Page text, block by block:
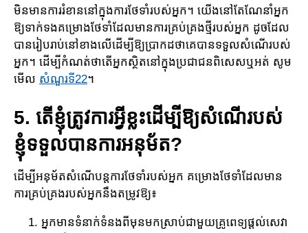
មិន​មានការរំខាននៅ​ក្នុងការថែ​ទាំ​របស់​អ្នក​។ យើងនៅតែណែនាំអ្នក
ឱ្យទាក់ទងគម្រោងថែទាំដែលមានការ​គ្រប់​គ្រងថ្មីរបស់អ្នក ដូច​ដែល​
បាន​រៀប​រាប់​នៅ​​ខាងលើដើម្បីឱ្យប្រាកដថាគេបានទទួលសំណើរបស់
អ្នក។ ដើម្បីកំណត់ថាតើអ្នកស្ថិត​នៅ​ក្នុង​ប្រជា​ជន​ពិសេស​ឬអត់ សូម
មើល សំណួរទី22។
5. តើខ្ញុំត្រូវការអ្វីខ្លះដើម្បីឱ្យសំណើរបស់
ខ្ញុំទទួលបានការអនុម័ត​?
ដើម្បីអនុម័តសំណើបន្តការថែទាំរបស់អ្នក គម្រោង​ថែទាំដែល​មាន​
ការគ្រប់គ្រងរបស់អ្នកនឹងតម្រូវឱ្យ៖
អ្នកមានទំនាក់ទំនងពីមុនមកស្រាប់ជាមួយគ្រូពេទ្យផ្ដល់សេវា